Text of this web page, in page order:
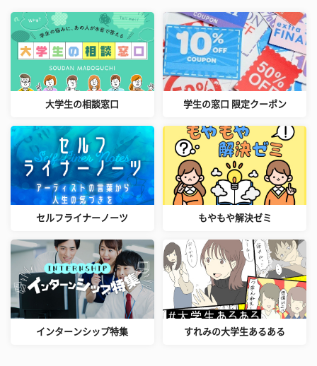
大学生の相談窓口 学生の窓口 限定クーポン
セルフライナーノーツ もやもや解決ゼミ
インターンシップ特集 すれみの大学生あるある